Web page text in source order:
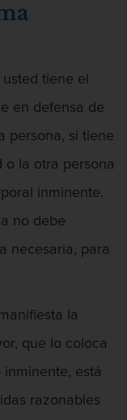
tiene el
en defensa de
persona, si tiene
o la otra persona
inminente.
no debe
necesaria, para
la
que lo coloca
está
razonables
del DMV